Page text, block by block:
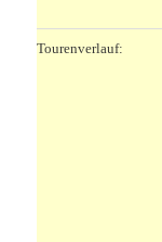
Tourenverlauf: